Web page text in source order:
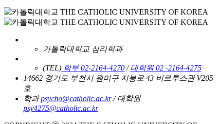
가톨릭대학교 심리학과
(TEL) 학부 02-2164-4270 /대학원 02 -2164-4275
14662 경기도 부천시 원미구 지봉로 43 비르투스관 V205
호
학과psycho@catholic.ac.kr/ 대학원
psy4275@catholic.ac.kr